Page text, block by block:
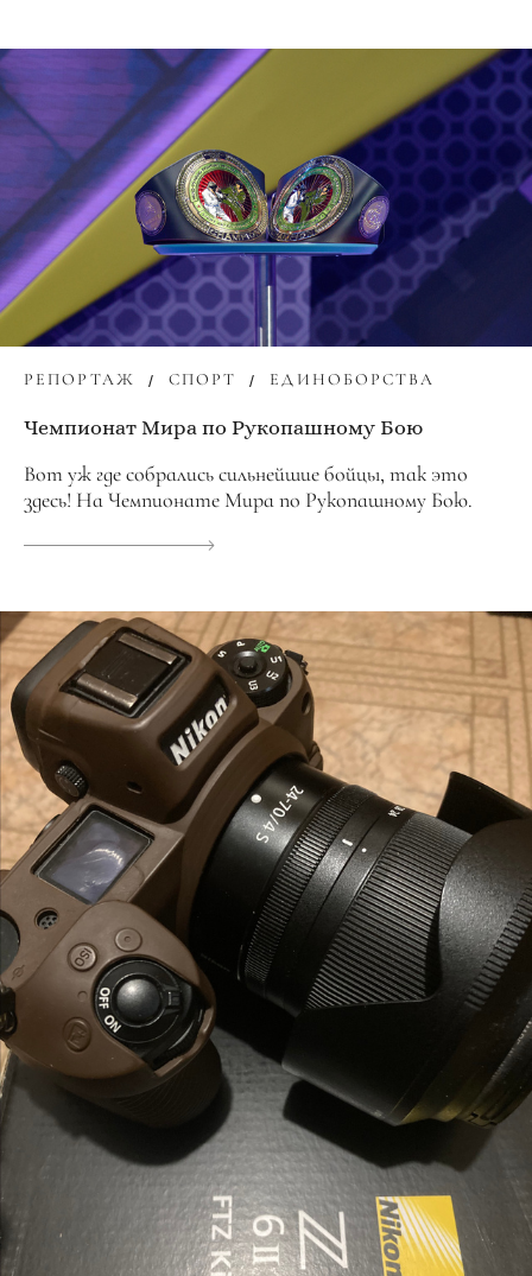
РЕПОРТАЖ СПОРТ ЕДИНОБОРСТВА
Чемпионат Мира по Рукопашному Бою
Вот уж где собрались сильнейшие бойцы, так это
здесь! На Чемпионате Мира по Рукопашному Бою.